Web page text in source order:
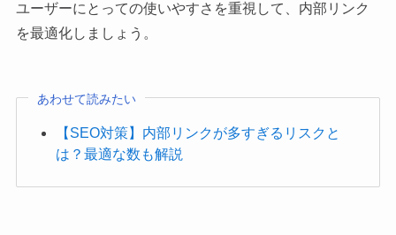
ユーザーにとっての使いやすさを重視して、内部リンク
を最適化しましょう。
あわせて読みたい
【SEO対策】内部リンクが多すぎるリスクと
は？最適な数も解説